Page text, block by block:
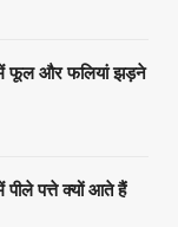
फूल और फलियां झड़ने
पत्ते क्यों आते हैं